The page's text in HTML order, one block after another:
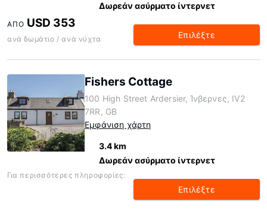
Δωρεάν ασύρματο ίντερνετ
ΑΠΌ USD 353
ανά δωμάτιο / ανά νύχτα Επιλέξτε
Fishers Cottage
100 High Street Ardersier, Ίνβερνες, IV2
7RR, GB
Εμφάνιση χάρτη
3.4 km
Δωρεάν ασύρματο ίντερνετ
Για περισσότερες πληροφορίες:
Επιλέξτε